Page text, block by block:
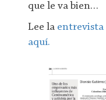
que le va bien…
Lee la entrevista
aquí.